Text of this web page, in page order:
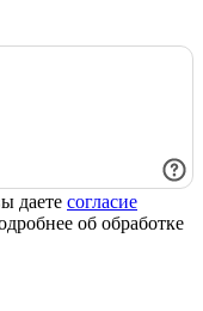
даете согласие
об обработке